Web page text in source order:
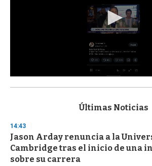
s
d
s
o
f
3
Últimas Noticias
14:43
Jason Arday renuncia a la
Cambridge tras el inicio de una
sobre su carrera